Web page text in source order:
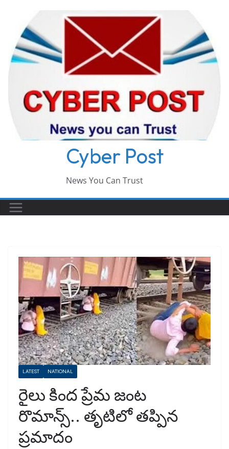
content
Cyber Post
News You Can Trust
LATEST NATIONAL
రైలు కింద ప్రేమ జంట
రొమాన్స్.. తృటిలో తప్పిన
ప్రమాదం